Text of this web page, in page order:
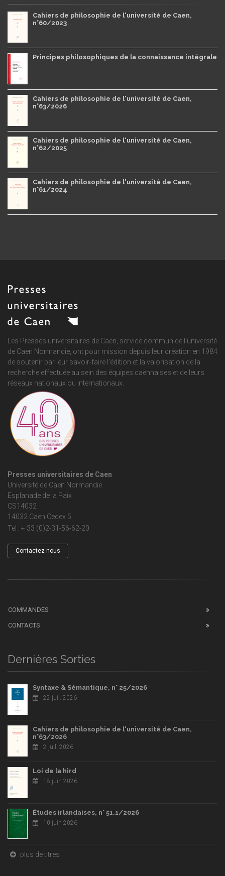
Cahiers de philosophie de l'université de Caen,
n°60/2023
Principes philosophiques de la connaissance intégrale
Cahiers de philosophie de l'université de Caen,
n°63/2026
Cahiers de philosophie de l'université de Caen,
n°62/2025
Cahiers de philosophie de l'université de Caen,
n°61/2024
Les Presses universitaires de Caen, service commun de l'université
de Caen Normandie , ont pour mission depuis leur création en 1984
de soutenir par leur savoir-faire l'édition et la valorisation de la
recherche effectuée au sein des équipes caennaises et de leurs
réseaux nationaux ou internationaux.
Presses universitaires de Caen
Université de Caen Normandie
Esplanade de la Paix
CS14032
14032 Caen Cedex 5
Tel : + 33 (0)2-31-56-62-20
Contactez-nous
COMMANDES
CONTACTS
Dernières Sorties
Syntaxe & Sémantique, n° 25/2026
22 juil. 2026
Cahiers de philosophie de l'université de Caen,
n°63/2026
2 juil. 2026
Loi de la hird
18 juin 2026
Études irlandaises, n° 51.1/2026
10 juin 2026
plus de titres